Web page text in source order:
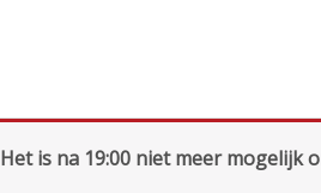
Het is na 19:00 niet meer mogelijk